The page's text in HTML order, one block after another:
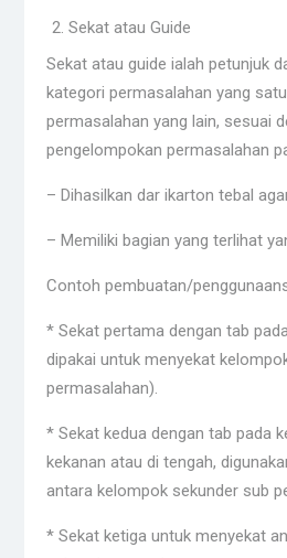
Sekat atau Guide
Sekat atau guide ialah petunjuk
kategori permasalahan yang
permasalahan yang lain, sesuai
pengelompokan permasalahan
– Dihasilkan dar ikarton tebal
– Memiliki bagian yang terlihat
Contoh pembuatan/
* Sekat pertama dengan tab
dipakai untuk menyekat
permasalahan).
* Sekat kedua dengan tab pada
kekanan atau di tengah,
antara kelompok sekunder sub
* Sekat ketiga untuk menyekat